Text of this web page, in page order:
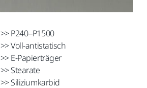
>> P240–P1500
>> Voll-antistatisch
>> E-Papierträger
>> Stearate
>> Siliziumkarbid